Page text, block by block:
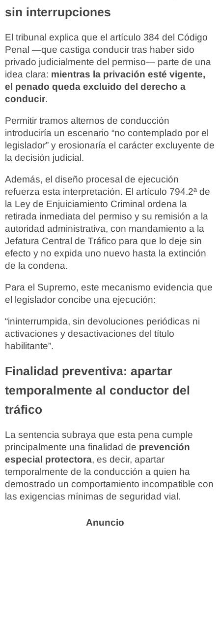
sin interrupciones
El tribunal explica que el artículo 384 del Código
Penal —que castiga conducir tras haber sido
privado judicialmente del permiso— parte de una
idea clara: mientras la privación esté vigente,
el penado queda excluido del derecho a
conducir.
Permitir tramos alternos de conducción
introduciría un escenario “no contemplado por el
legislador” y erosionaría el carácter excluyente de
la decisión judicial.
Además, el diseño procesal de ejecución
refuerza esta interpretación. El artículo 794.2ª de
la Ley de Enjuiciamiento Criminal ordena la
retirada inmediata del permiso y su remisión a la
autoridad administrativa, con mandamiento a la
Jefatura Central de Tráfico para que lo deje sin
efecto y no expida uno nuevo hasta la extinción
de la condena.
Para el Supremo, este mecanismo evidencia que
el legislador concibe una ejecución:
“ininterrumpida, sin devoluciones periódicas ni
activaciones y desactivaciones del título
habilitante”.
Finalidad preventiva: apartar
temporalmente al conductor del
tráfico
La sentencia subraya que esta pena cumple
principalmente una finalidad de prevención
especial protectora, es decir, apartar
temporalmente de la conducción a quien ha
demostrado un comportamiento incompatible con
las exigencias mínimas de seguridad vial.